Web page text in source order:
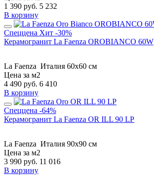
1 390 руб. 5 232
В корзину
Спеццена Хит -30%
Керамогранит La Faenza OROBIANCO 60W
La Faenza Италия 60x60 см
Цена за м2
4 490 руб. 6 410
В корзину
Спеццена -64%
Керамогранит La Faenza OR ILL 90 LP
La Faenza Италия 90x90 см
Цена за м2
3 990 руб. 11 016
В корзину